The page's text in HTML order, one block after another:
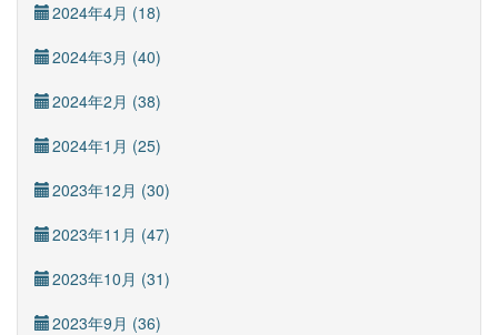
2024年4月 (18)
2024年3月 (40)
2024年2月 (38)
2024年1月 (25)
2023年12月 (30)
2023年11月 (47)
2023年10月 (31)
2023年9月 (36)